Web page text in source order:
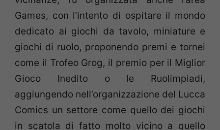
Games, con l’intento di ospitare il mondo
dedicato ai giochi da tavolo, miniature e
giochi di ruolo, proponendo premi e tornei
come il Trofeo Grog, il premio per il Miglior
Gioco Inedito o le Ruolimpiadi,
aggiungendo nell’organizzazione del Lucca
Comics un settore come quello dei giochi
in scatola di fatto molto vicino a quello